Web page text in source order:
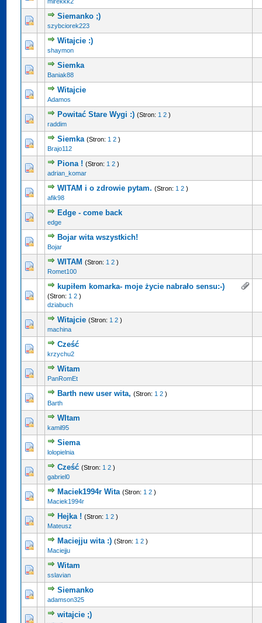
Siemanko ;)
szybciorek223
Witajcie :)
shaymon
Siemka
Baniak88
Witajcie
Adamos
Powitać Stare Wygi :) (Stron: 1 2 )
raddim
Siemka (Stron: 1 2 )
Brajo112
Piona ! (Stron: 1 2 )
adrian_komar
WITAM i o zdrowie pytam. (Stron: 1 2 )
afik98
Edge - come back
edge
Bojar wita wszystkich!
Bojar
WITAM (Stron: 1 2 )
Romet100
kupiłem komarka- moje życie nabrało sensu:-)
(Stron: 1 2 )
dziabuch
Witajcie (Stron: 1 2 )
machina
Cześć
krzychu2
Witam
PanRomEt
Barth new user wita, (Stron: 1 2 )
Barth
WItam
kamil95
Siema
lolopielnia
Cześć(Stron: 1 2 )
gabriel0
Maciek1994r Wita (Stron: 1 2 )
Maciek1994r
Hejka ! (Stron: 1 2 )
Mateusz
Maciejju wita :) (Stron: 1 2 )
Maciejju
Witam
sslavian
Siemanko
adamson325
witajcie ;)